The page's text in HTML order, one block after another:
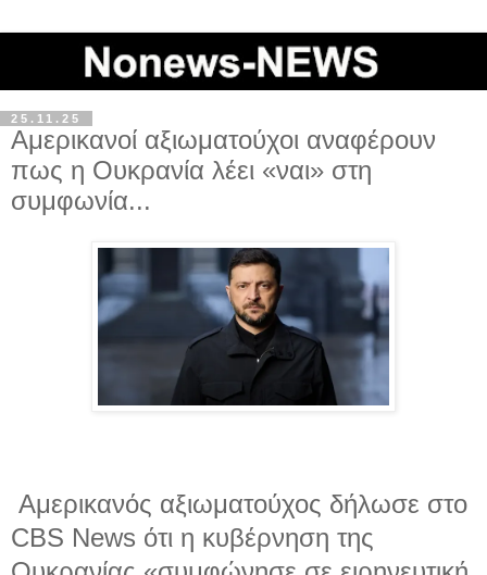
25.11.25
Αμερικανοί αξιωματούχοι αναφέρουν
πως η Ουκρανία λέει «ναι» στη
συμφωνία...
Αμερικανός αξιωματούχος δήλωσε στο
CBS News ότι η κυβέρνηση της